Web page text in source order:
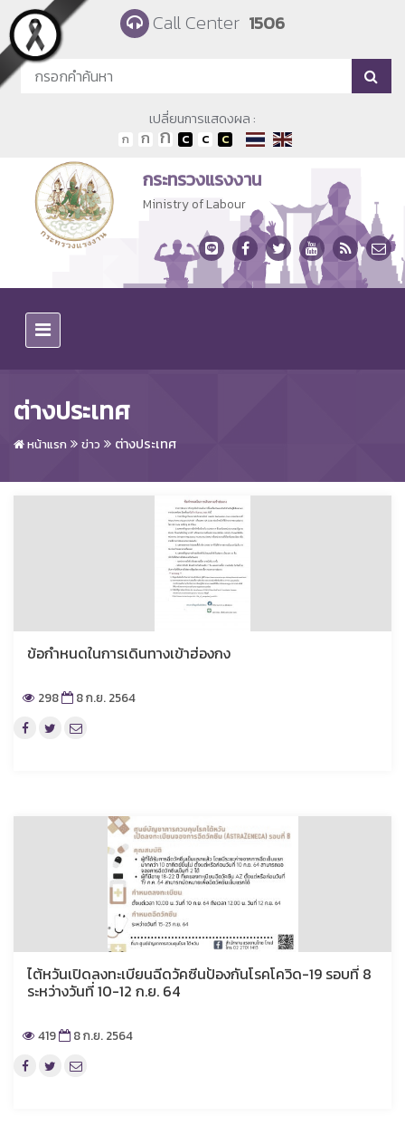
Skip to main content Call Center 1506
เปลี่ยนการแสดงผล :
กระทรวงแรงงาน
Ministry of Labour
ต่างประเทศ
หน้าแรก ข่าว ต่างประเทศ
ข้อกำหนดในการเดินทางเข้าฮ่องกง
298 8 ก.ย. 2564
ไต้หวันเปิดลงทะเบียนฉีดวัคซีนป้องกันโรคโควิด-19 รอบที่ 8
ระหว่างวันที่ 10-12 ก.ย. 64
419 8 ก.ย. 2564